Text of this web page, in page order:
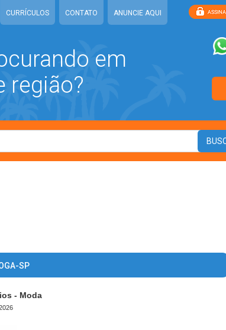
CURRÍCULOS CONTATO ANUNCIE AQUI
em
região?
SP
- Moda